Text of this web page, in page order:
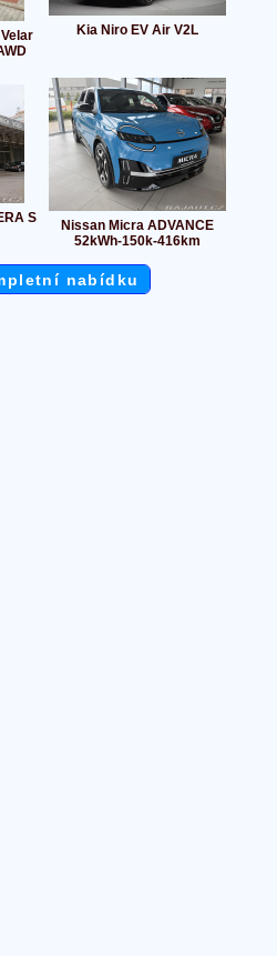
Kia Niro EV Air V2L
S
Nissan Micra ADVANCE
52kWh-150k-416km
nabídku